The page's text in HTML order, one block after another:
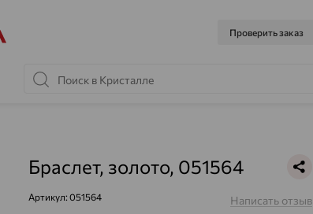
Проверить заказ
Браслет, золото, 051564
Артикул: 051564 Написать отзыв